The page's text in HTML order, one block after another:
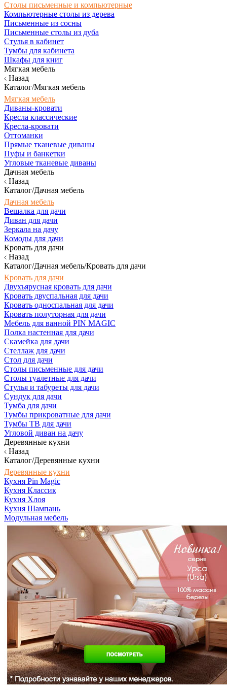
Столы письменные и компьютерные
Компьютерные столы из дерева
Письменные из сосны
Письменные столы из дуба
Стулья в кабинет
Тумбы для кабинета
Шкафы для книг
Мягкая мебель
Назад
Каталог/Мягкая мебель
Мягкая мебель
Диваны-кровати
Кресла классические
Кресла-кровати
Оттоманки
Прямые тканевые диваны
Пуфы и банкетки
Угловые тканевые диваны
Дачная мебель
Назад
Каталог/Дачная мебель
Дачная мебель
Вешалка для дачи
Диван для дачи
Зеркала на дачу
Комоды для дачи
Кровать для дачи
Назад
Каталог/Дачная мебель/Кровать для дачи
Кровать для дачи
Двухъярусная кровать для дачи
Кровать двуспальная для дачи
Кровать односпальная для дачи
Кровать полуторная для дачи
Мебель для ванной PIN MAGIC
Полка настенная для дачи
Скамейка для дачи
Стеллаж для дачи
Стол для дачи
Столы письменные для дачи
Столы туалетные для дачи
Стулья и табуреты для дачи
Сундук для дачи
Тумба для дачи
Тумбы прикроватные для дачи
Тумбы ТВ для дачи
Угловой диван на дачу
Деревянные кухни
Назад
Каталог/Деревянные кухни
Деревянные кухни
Кухня Pin Magic
Кухня Классик
Кухня Хлоя
Кухня Шампань
Модульная мебель